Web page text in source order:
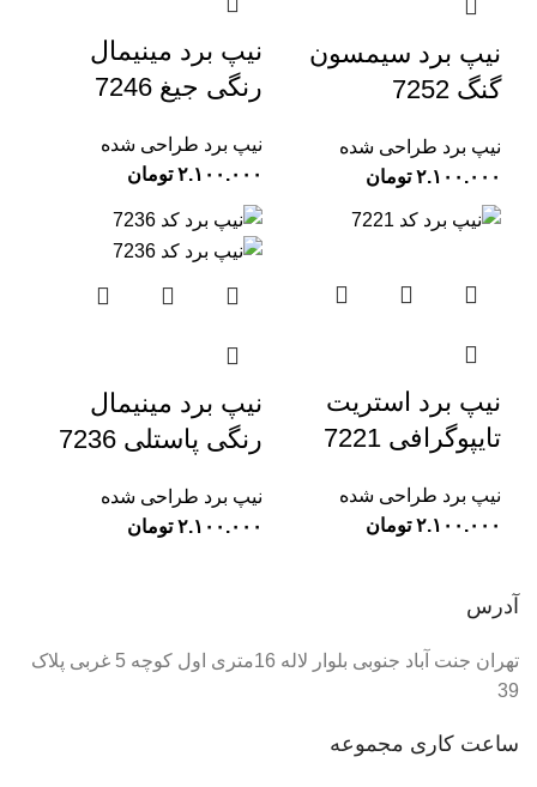
نیپ برد سیمسون
گنگ 7252
نیپ برد طراحی شده
تومان
نیپ برد مینیمال
رنگی جیغ 7246
نیپ برد طراحی شده
تومان
نیپ برد استریت
تایپوگرافی 7221
نیپ برد طراحی شده
تومان
نیپ برد مینیمال
رنگی پاستلی 7236
نیپ برد طراحی شده
تومان
آدرس
تهران جنت آباد جنوبی بلوار لاله 16متری اول کوچه 5 غربی پلاک
39
ساعت کاری مجموعه